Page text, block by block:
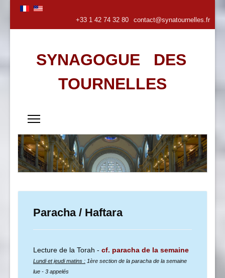
+33 1 42 74 32 80 contact@synatournelles.fr
SYNAGOGUE DES
TOURNELLES
Paracha / Haftara
Lecture de la Torah - cf. paracha de la semaine
Lundi et jeudi matins : 1ère section de la paracha de la semaine
lue - 3 appelés